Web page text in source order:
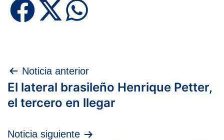
Navegación
de
Noticia anterior
El lateral brasileño Henrique Petter,
el tercero en llegar
Noticia siguiente